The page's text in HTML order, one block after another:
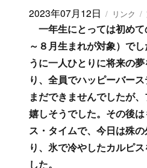
投
2023年07月12日
フ
ォ
ー
マ
ッ
ト
リンク
一年生にとっては初め
～８月生まれが対象）で
うに一人ひとりに将来の
り、全員でハッピーバー
まだできませんでしたが
嬉しそうでした。その後
ス・タイムで、今日は殊
り、氷で冷やしたカルピ
した。